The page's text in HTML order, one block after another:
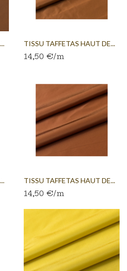
TISSU TAFFETAS HAUT DE...
14,50 €/m
TISSU TAFFETAS HAUT DE...
14,50 €/m